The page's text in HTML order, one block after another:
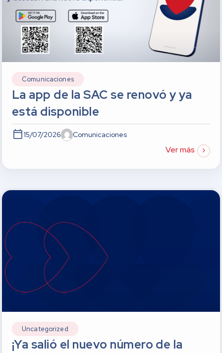
Comunicaciones
La app de la SAC se renovó y ya
está disponible
15/07/2026 Comunicaciones
Ver más
Uncategorized
¡Ya salió el nuevo número de la